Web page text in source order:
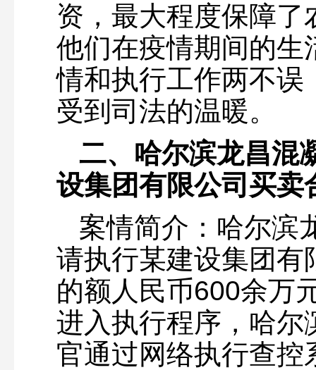
资，最大程度保障
他们在疫情期间的生
情和执行工作两不误
受到司法的温暖。
二、哈尔滨龙昌混
设集团有限公司买卖
案情简介：哈尔滨
请执行某建设集团有
的额人民币600余万
进入执行程序，哈尔
官通过网络执行查控